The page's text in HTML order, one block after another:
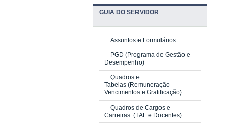
GUIA DO SERVIDOR
Assuntos e Formulários
PGD (Programa de Gestão e
Desempenho)
Quadros e
Tabelas (Remuneração
Vencimentos e Gratificação)
Quadros de Cargos e
Carreiras (TAE e Docentes)